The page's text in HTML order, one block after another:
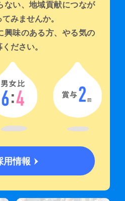
ない、地域貢献につなが
みませんか。
興味のある方、やる気の
ださい。
用情報